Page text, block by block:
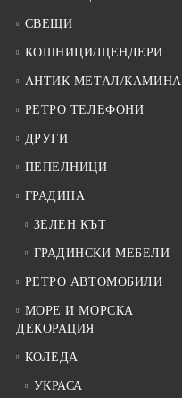
СВЕЩИ
КОШНИЦИ/ЩЕНДЕРИ
АНТИК МЕТАЛ/КАМИНА
РЕТРО ТЕЛЕФОНИ
ДРУГИ
ПЕПЕЛНИЦИ
ГРАДИНА
ЗЕЛЕН КЪТ
ГРАДИНСКИ МЕБЕЛИ
РЕТРО АВТОМОБИЛИ
МОРЕ И МОРСКА
ДЕКОРАЦИЯ
КОЛЕДА
УКРАСА